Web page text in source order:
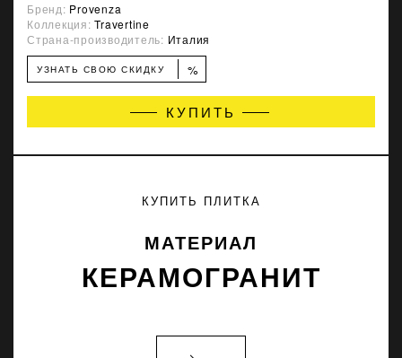
Бренд: Provenza
Коллекция:Travertine
Страна-производитель: Италия
УЗНАТЬ СВОЮ СКИДКУ %
КУПИТЬ
КУПИТЬ ПЛИТКА
МАТЕРИАЛ
КЕРАМОГРАНИТ